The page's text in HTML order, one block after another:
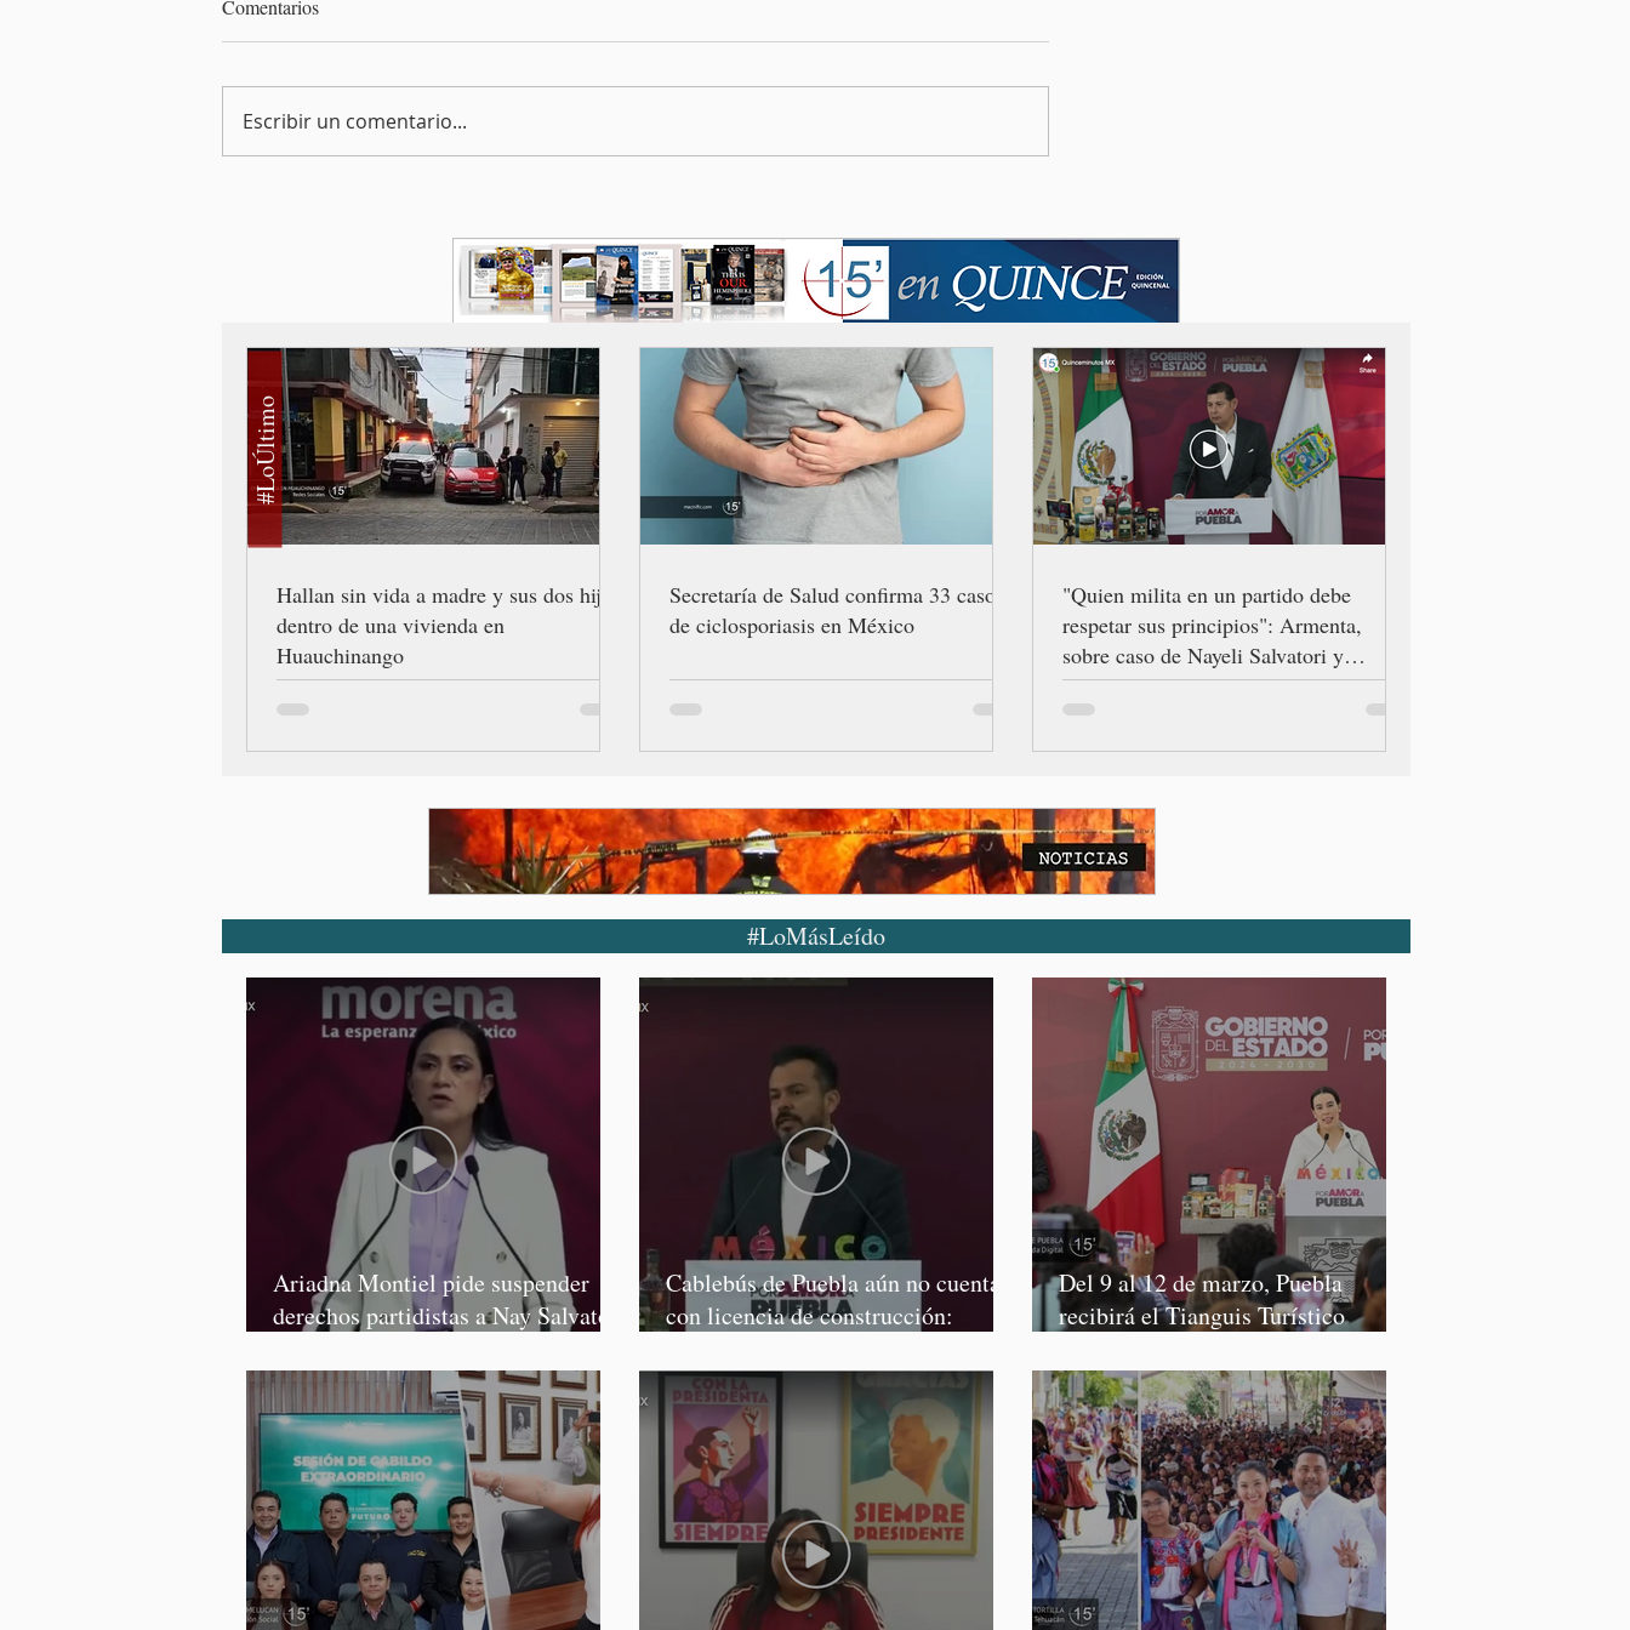
Comentarios
Escribir un comentario...
Hallan sin vida a madre y sus dos hijos
dentro de una vivienda en
Huauchinango
Secretaría de Salud confirma 33 casos
de ciclosporiasis en México
"Quien milita en un partido debe
respetar sus principios": Armenta,
sobre caso de Nayeli Salvatori y
Graciela Palomares
#LoÚltimo
#LoMásLeído
Ariadna Montiel pide suspender
derechos partidistas a Nay Salvatori
Cablebús de Puebla aún no cuenta
con licencia de construcción:
Del 9 al 12 de marzo, Puebla
recibirá el Tianguis Turístico